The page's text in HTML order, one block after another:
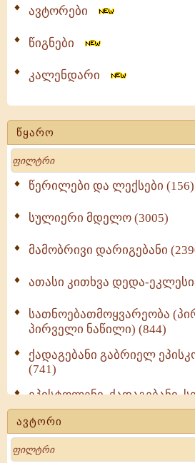
ავტორები
წიგნები
კალენდარი
წყარო
Search
წერილები და ლექსები (156)
სულიერი მდელო (3005)
მამობრივი დარიგებანი
ათასი კითხვა დედა-
სათნოებათმოყვარეობა
პირველი ნაწილი) (844)
ქადაგებანი გაბრიელ
(741)
ეპისტოლენი, ქადაგებანი,
(723)
მოძღვრის ძალზე
მრევლისათვის (545)
ავტორი
Search